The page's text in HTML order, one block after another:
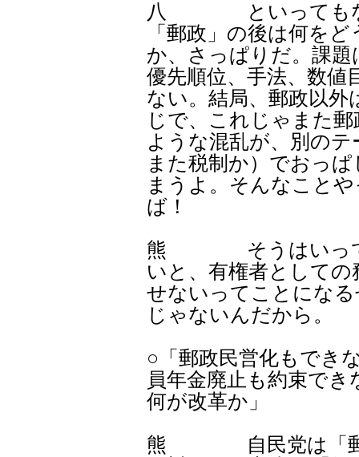
八 といってもなぁ
「郵政」の後は何を
か、さっぱりだ。課
優先順位、手法、数値
ない。結局、郵政以
じで、これじゃまた
ような混乱が、別の
また税制か）でおっ
まうよ。そんなこと
ば！
熊 そうはいっても
いと、有権者としての
せないってことにな
じゃないんだから。
○「郵政民営化もでき
員年金廃止も約束でき
何が改革か」
熊 自民党は「郵政